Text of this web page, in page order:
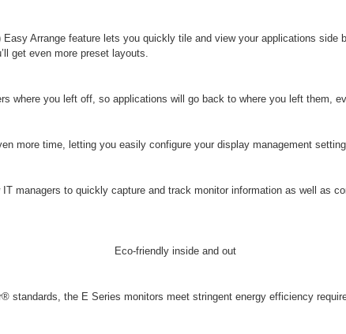
Arrange feature lets you quickly tile and view your applications
get even more preset layouts.
where you left off, so applications will go back to where you left them,
more time, letting you easily configure your display management
managers to quickly capture and track monitor information as well as
standards, the E Series monitors meet stringent energy efficiency